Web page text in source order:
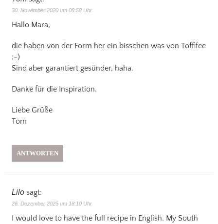
30. November 2020 um 08:58 Uhr
Hallo Mara,
die haben von der Form her ein bisschen was von Toffifee
:-)
Sind aber garantiert gesünder, haha.
Danke für die Inspiration.
Liebe Grüße
Tom
ANTWORTEN
Lilo sagt:
26. Dezember 2025 um 18:10 Uhr
I would love to have the full recipe in English. My South